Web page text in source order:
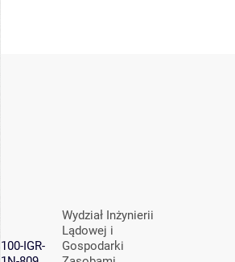
100-IGR-
Wydział Inżynierii
Lądowej i
Gospodarki